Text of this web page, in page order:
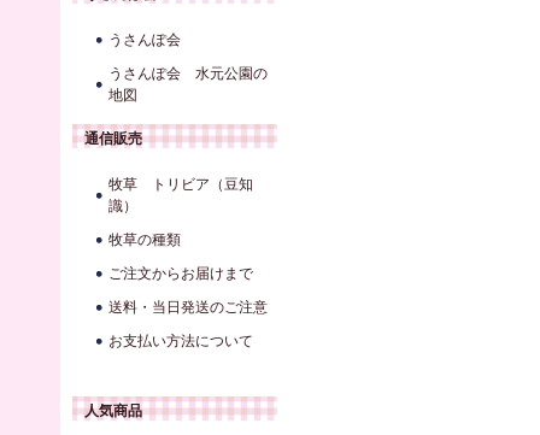
うさんぽ会
うさんぽ会 水元公園の
地図
通信販売
牧草 トリビア（豆知
識）
牧草の種類
ご注文からお届けまで
送料・当日発送のご注意
お支払い方法について
人気商品